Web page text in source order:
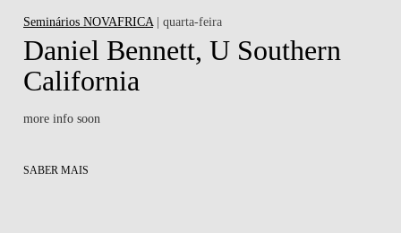
Seminários NOVAFRICA | quarta-feira
Daniel Bennett, U Southern
California
more info soon
SABER MAIS